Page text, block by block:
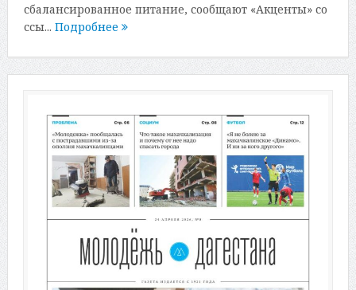
сбалансированное питание, сообщают «Акценты» со
ссы... Подробнее